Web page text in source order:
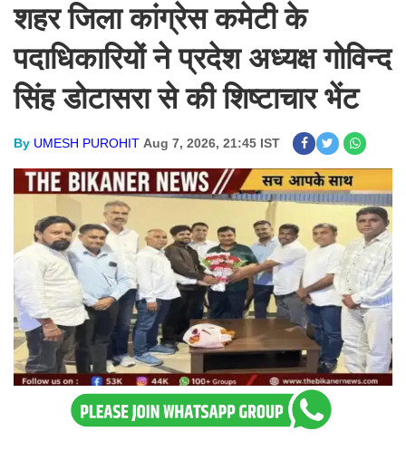
शहर जिला कांग्रेस कमेटी के
पदाधिकारियों ने प्रदेश अध्यक्ष गोविन्द
सिंह डोटासरा से की शिष्टाचार भेंट
By UMESH PUROHIT Aug 7, 2026, 21:45 IST